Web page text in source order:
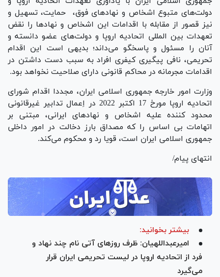
دولت‌های متبوع اشخاص و نهادهای فوق، حمايت، تسهيل و
نيز قصور از مقابله با اقدامات این اشخاص و نهادها را نقض
تعهدات بین المللی اتحاديه اروپا و دولت‌های عضو دانسته و
آنان را مسئول و پاسخگو می‌داند؛ بدیهی است این اقدام
تحریمی، نافی پیگیری کیفری افراد به سبب دست داشتن در
اقدامات مجرمانه در محاکم قانونی دارای صلاحیت نخواهد بود.
وزارت امور خارجه جمهوری اسلامی ايران، مجددا اقدام شورای
اتحاديه اروپا مورخ 17 اكتبر 2022 در اِعمال تدابير غيرقانونی
محدود كننده عليه اشخاص و نهادهای ايرانی، مبتنی بر
اتهامات بی اساس را كه مصداق بارز دخالت در امور داخلی
جمهوری اسلامی ایران است، قويا رد و محكوم می‌کند.
انتهای پیام/
بیشتر بخوانید:
امیرعبداللهیان: ظرف روزهای آتی نام چند نهاد و
فرد از اتحادیه اروپا در لیست تحریمی ایران قرار
می‌گیرد